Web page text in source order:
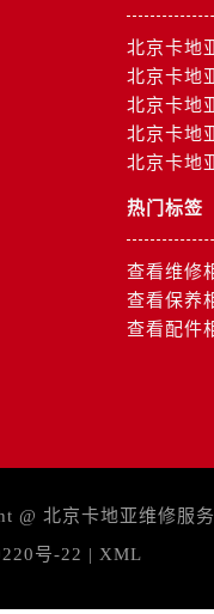
北京卡地
北京卡地
北京卡地
北京卡地
北京卡地
热门标签
查看维修
查看保养
查看配件
@ 北京卡地亚维修服
号-22 | XML